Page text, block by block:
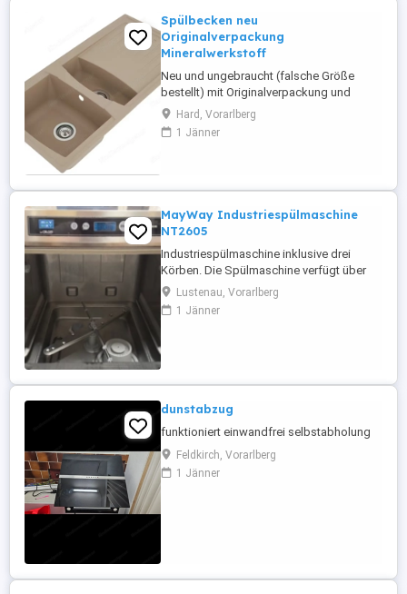
Spülbecken neu
Originalverpackung
Mineralwerkstoff
Neu und ungebraucht (falsche Größe
bestellt) mit Originalverpackung und
sämtlichem Zubehör (Überlaufgarnitur,
Ablaufgarnitur, ...); mit Abtropfbecken und
Abtropffläche, Mineralguss in der Farbe
Hard, Vorarlberg
1 Jänner
MayWay Industriespülmaschine
NT2605
Industriespülmaschine inklusive drei
Körben. Die Spülmaschine verfügt über
zwei integrierte Pumpen für den
Spülmittel- und Klarspülereinzug >
händische Entleerung entfällt somit!
Lustenau, Vorarlberg
1 Jänner
dunstabzug
funktioniert einwandfrei selbstabholung
Feldkirch, Vorarlberg
1 Jänner